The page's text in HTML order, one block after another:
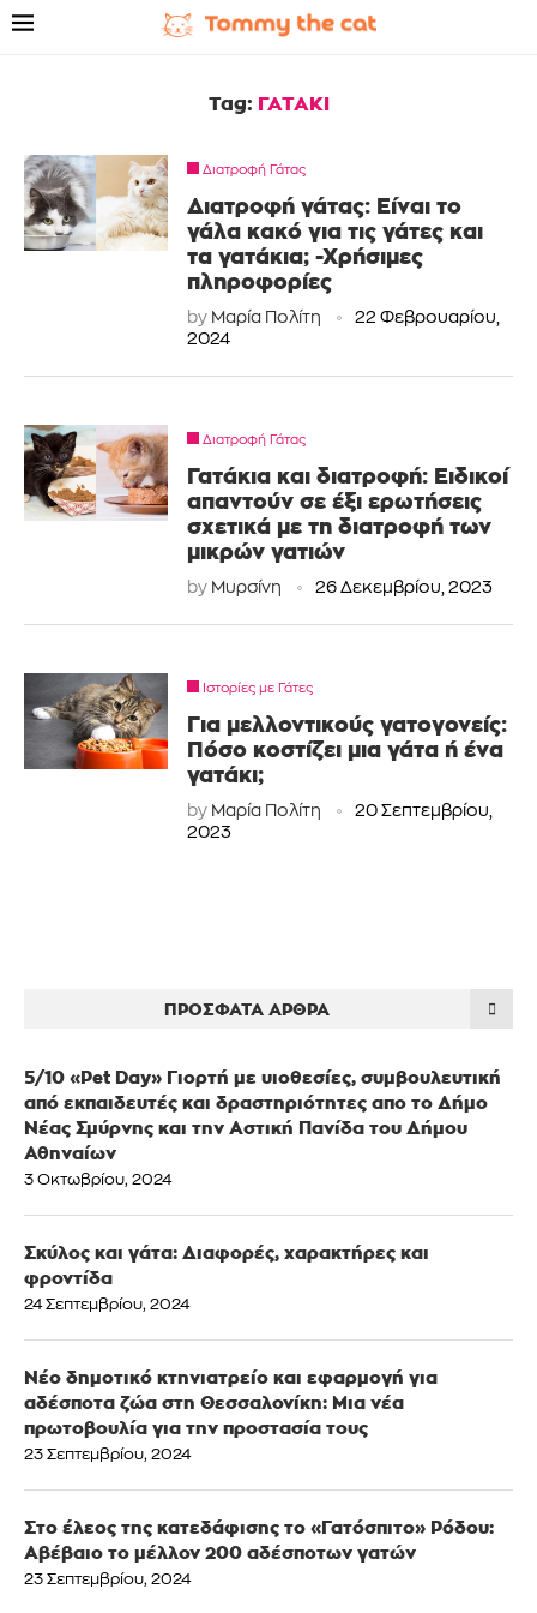
Tag: ΓΑΤΑΚΙ
Διατροφή Γάτας
Διατροφή γάτας: Είναι το
γάλα κακό για τις γάτες και
τα γατάκια; -Χρήσιμες
πληροφορίες
by Μαρία Πολίτη
22 Φεβρουαρίου,
2024
Διατροφή Γάτας
Γατάκια και διατροφή: Ειδικοί
απαντούν σε έξι ερωτήσεις
σχετικά με τη διατροφή των
μικρών γατιών
by Μυρσίνη 26 Δεκεμβρίου, 2023
Ιστορίες με Γάτες
Για μελλοντικούς γατογονείς:
Πόσο κοστίζει μια γάτα ή ένα
γατάκι;
by Μαρία Πολίτη
20 Σεπτεμβρίου,
2023
ΠΡΌΣΦΑΤΑ ΆΡΘΡΑ
5/10 «Pet Day» Γιορτή με υιοθεσίες, συμβουλευτική
από εκπαιδευτές και δραστηριότητες απο το Δήμο
Νέας Σμύρνης και την Αστική Πανίδα του Δήμου
Αθηναίων
3 Οκτωβρίου, 2024
Σκύλος και γάτα: Διαφορές, χαρακτήρες και
φροντίδα
24 Σεπτεμβρίου, 2024
Νέο δημοτικό κτηνιατρείο και εφαρμογή για
αδέσποτα ζώα στη Θεσσαλονίκη: Μια νέα
πρωτοβουλία για την προστασία τους
23 Σεπτεμβρίου, 2024
Στο έλεος της κατεδάφισης το «Γατόσπιτο» Ρόδου:
Αβέβαιο το μέλλον 200 αδέσποτων γατών
23 Σεπτεμβρίου, 2024